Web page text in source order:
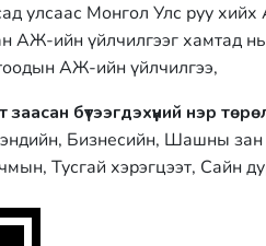
улсаас Монгол Улс руу
АЖ-ийн үйлчилгээг хамтад
АЖ-ийн үйлчилгээ,
бүтээгдэхүүний нэр
Бизнесийн, Шашны
Тусгай хэрэгцээт, Сайн